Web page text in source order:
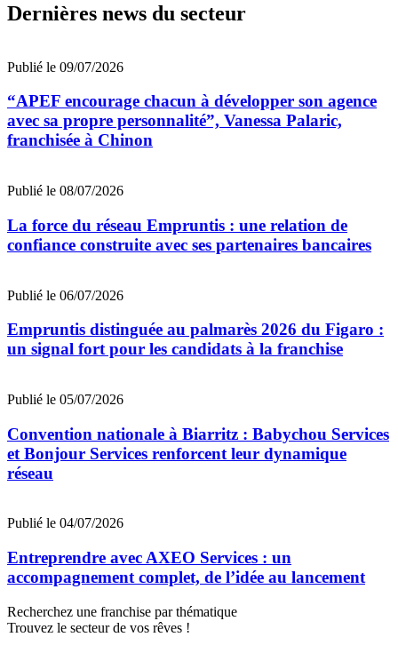
Dernières news du secteur
Publié le 09/07/2026
“APEF encourage chacun à développer son agence
avec sa propre personnalité”, Vanessa Palaric,
franchisée à Chinon
Publié le 08/07/2026
La force du réseau Empruntis : une relation de
confiance construite avec ses partenaires bancaires
Publié le 06/07/2026
Empruntis distinguée au palmarès 2026 du Figaro :
un signal fort pour les candidats à la franchise
Publié le 05/07/2026
Convention nationale à Biarritz : Babychou Services
et Bonjour Services renforcent leur dynamique
réseau
Publié le 04/07/2026
Entreprendre avec AXEO Services : un
accompagnement complet, de l’idée au lancement
Recherchez une franchise par thématique
Trouvez le secteur de vos rêves !